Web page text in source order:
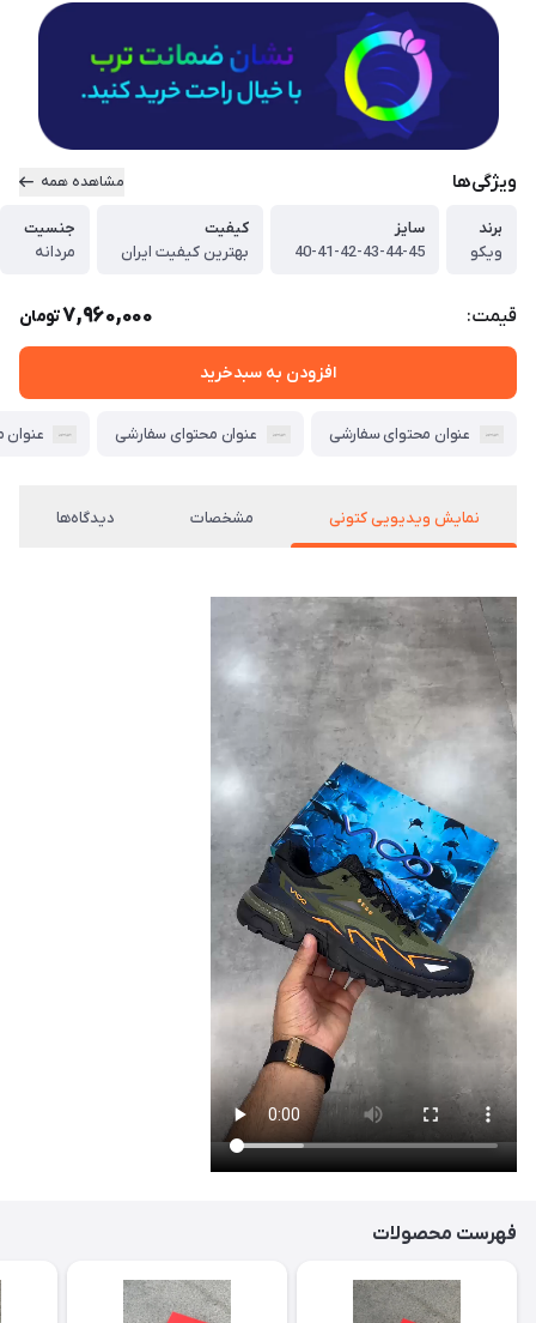
ویژگی‌ها مشاهده همه
برند
ویکو
سایز
40-41-42-43-44-45
کیفیت
بهترین کیفیت ایران
جنسیت
مردانه
قیمت: 7,960,000تومان
افزودن به سبدخرید
عنوان محتوای سفارشی عنوان محتوای سفارشی عنوان
نمایش ویدیویی کتونی مشخصات دیدگاه‌ها
فهرست محصولات